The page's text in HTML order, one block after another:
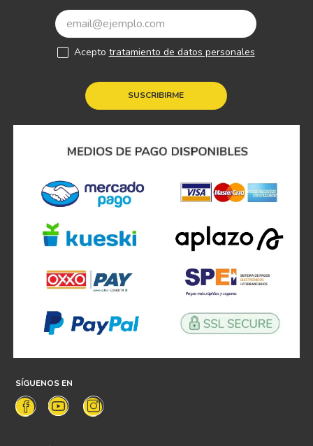
SUSCRIBIRME
Acepto tratamiento de datos personales
SÍGUENOS EN